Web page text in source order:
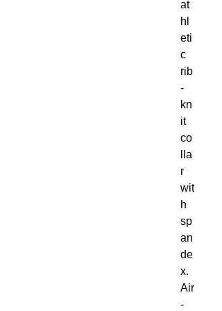
at
hl
eti
c
rib
-
kn
it
co
lla
r
wit
h
sp
an
de
x.
Air
-